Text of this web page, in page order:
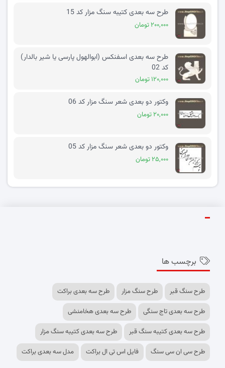
طرح سه بعدی کتیبه سنگ مزار کد 15
۲۰۰,۰۰۰ تومان
طرح سه بعدی اسفنکس (ابوالهول پارسی یا شیر بالدار)
کد 02
۱۲۰,۰۰۰ تومان
وکتور دو بعدی شعر سنگ مزار کد 06
۲۰,۰۰۰ تومان
وکتور دو بعدی شعر سنگ مزار کد 05
۲۵,۰۰۰ تومان
برچسب ها
طرح سنگ قبر طرح سنگ مزار
طرح سه بعدی براکت
طرح سه بعدی تاج سنگی
طرح سه بعدی هخامنشی
طرح سه بعدی کتیبه سنگ قبر
طرح سه بعدی کتیبه سنگ مزار
طرح سی ان سی سنگ
فایل اس تی ال براکت مدل سه بعدی براکت